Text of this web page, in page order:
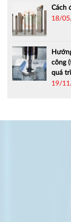
Cách
18/
công
quá
19/